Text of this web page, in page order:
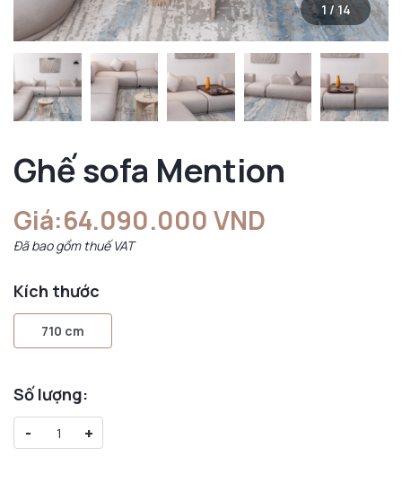
1/14
Ghế sofa Mention
Giá:64.090.000 VND
Đã bao gồm thuế VAT
Kích thước
710 cm
Số lượng:
-
+